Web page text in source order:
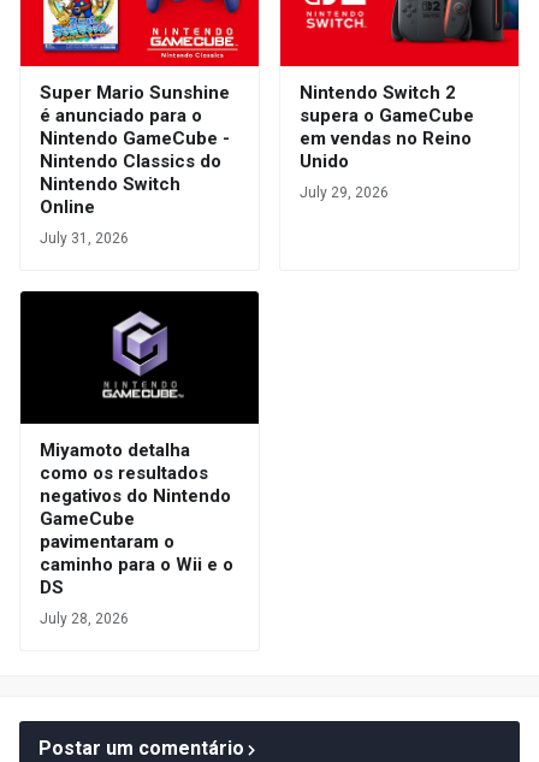
Super Mario Sunshine
é anunciado para o
Nintendo GameCube -
Nintendo Classics do
Nintendo Switch
Online
July 31, 2026
Nintendo Switch 2
supera o GameCube
em vendas no Reino
Unido
July 29, 2026
Miyamoto detalha
como os resultados
negativos do Nintendo
GameCube
pavimentaram o
caminho para o Wii e o
DS
July 28, 2026
Postar um comentário